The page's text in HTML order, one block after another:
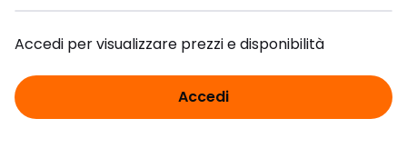
Accedi per visualizzare prezzi e disponibilità
Accedi